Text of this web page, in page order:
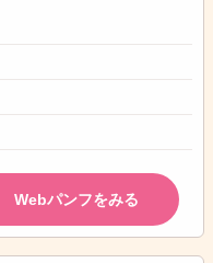
Webパンフをみる